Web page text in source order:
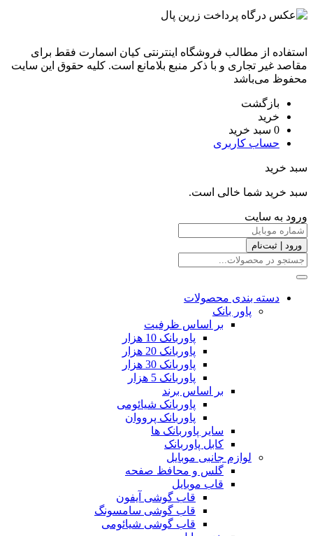
استفاده از مطالب فروشگاه اینترنتی کیان اسمارت فقط برای
مقاصد غیر تجاری و با ذکر منبع بلامانع است. کليه حقوق اين سايت
محفوظ می‌باشد
بازگشت
خرید
0 سبد خرید
حساب کاربری
سبد خرید
سبد خرید شما خالی است.
ورود به سایت
ورود | ثبت‌نام
دسته بندی محصولات
پاور بانک
بر اساس ظرفیت
پاوربانک 10 هزار
پاوربانک 20 هزار
پاوربانک 30 هزار
پاوربانک 5 هزار
بر اساس برند
پاوربانک شیائومی
پاوربانک پرووان
سایر پاوربانک ها
کابل پاوربانک
لوازم جانبی موبایل
گلس و محافظ صفحه
قاب موبایل
قاب گوشی آیفون
قاب گوشی سامسونگ
قاب گوشی شیائومی